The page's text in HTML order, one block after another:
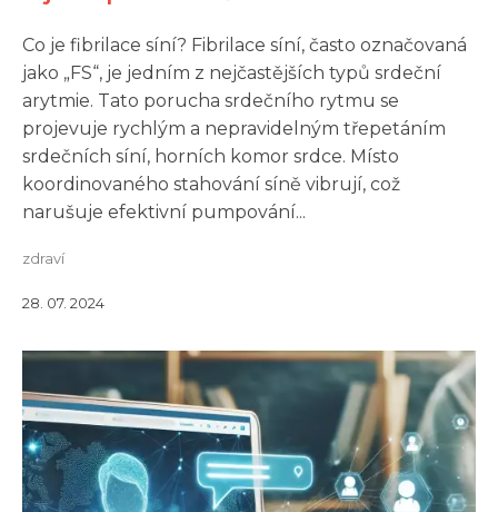
Co je fibrilace síní? Fibrilace síní, často označovaná
jako „FS“, je jedním z nejčastějších typů srdeční
arytmie. Tato porucha srdečního rytmu se
projevuje rychlým a nepravidelným třepetáním
srdečních síní, horních komor srdce. Místo
koordinovaného stahování síně vibrují, což
narušuje efektivní pumpování...
zdraví
28. 07. 2024